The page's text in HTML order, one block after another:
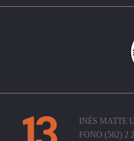
INÉS MATTE
FONO (562) 2